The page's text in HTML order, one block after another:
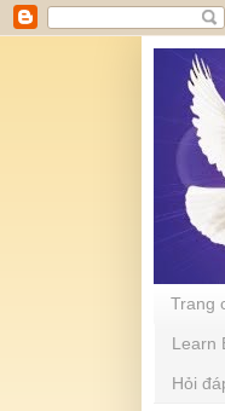
Trang
Learn
Hỏi